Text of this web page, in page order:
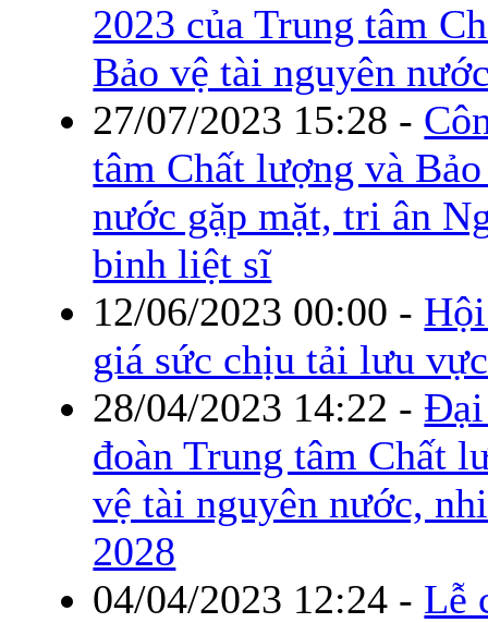
2023 của Trung tâm
Bảo vệ tài nguyên
27/07/2023 15:28 -
tâm Chất lượng và
nước gặp mặt, tri ân
binh liệt sĩ
12/06/2023 00:00 -
giá sức chịu tải lưu
28/04/2023 14:22 - Đại
đoàn Trung tâm Chất
vệ tài nguyên nước,
2028
04/04/2023 12:24 - Lễ